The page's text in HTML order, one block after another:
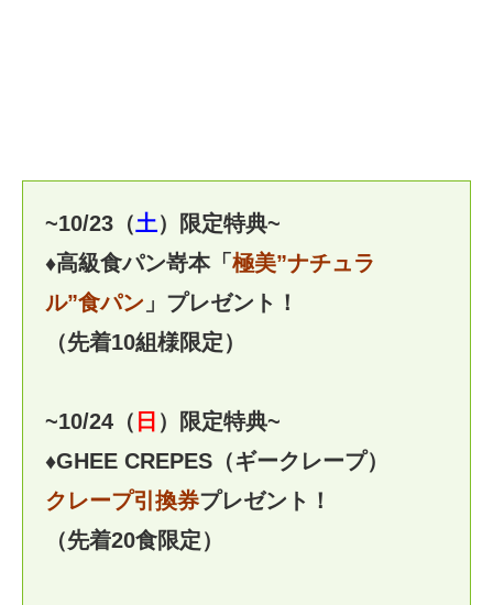
~10/23（土）限定特典~
♦高級食パン嵜本「 極美”ナチュラ
ル”食パン 」プレゼント！
（先着10組様限定）
~10/24（ 日 ）限定特典~
♦GHEE CREPES（ギークレープ）
クレープ引換券プレゼント！
（先着20食限定）